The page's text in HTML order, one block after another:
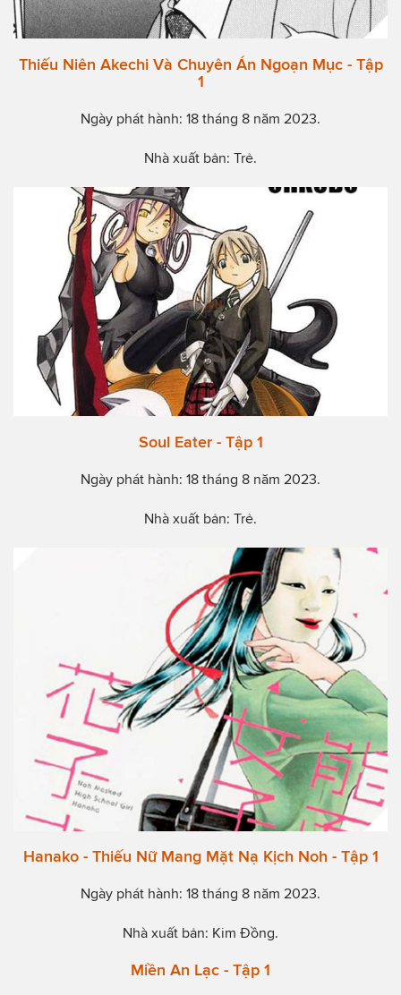
Thiếu Niên Akechi Và Chuyên Án Ngoạn Mục - Tập
1
Ngày phát hành: 18 tháng 8 năm 2023.
Nhà xuất bản: Trẻ.
Soul Eater - Tập 1
Ngày phát hành: 18 tháng 8 năm 2023.
Nhà xuất bản: Trẻ.
Hanako - Thiếu Nữ Mang Mặt Nạ Kịch Noh - Tập 1
Ngày phát hành: 18 tháng 8 năm 2023.
Nhà xuất bản: Kim Đồng.
Miền An Lạc - Tập 1